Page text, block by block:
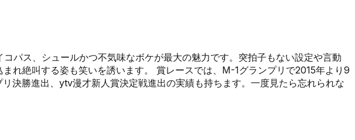
パス、シュールかつ不気味なボケが最大の魅力です。突拍子もない設定や言動
れ絶叫する姿も笑いを誘います。 賞レースでは、M-1グランプリで2015年より9
決勝進出、ytv漫才新人賞決定戦進出の実績も持ちます。一度見たら忘れられな